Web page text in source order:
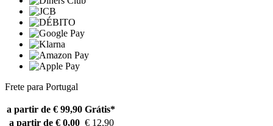
Frete para Portugal
a partir de € 99,90 Grátis*
a partir de € 0,00 € 12,90